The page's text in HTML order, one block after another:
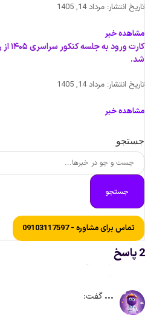
انتشار: مرداد 14, 1405
خبر
انتشار: مرداد 14, 1405
خبر
جستجو
تماس برای مشاوره - 09103117597
... گفت: